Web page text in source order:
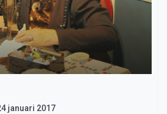
januari 2017